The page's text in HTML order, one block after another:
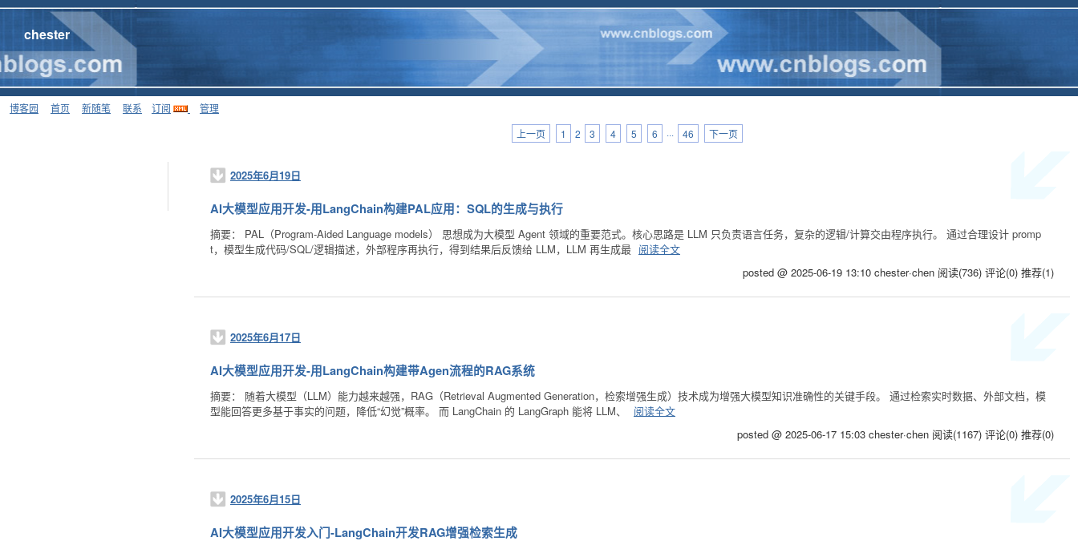
chester
博客园 首页 新随笔 联系 订阅
管理
上一页
1 2 3 4 5 6 ··· 46 下一页
2025年6月19日
AI大模型应用开发-用LangChain构建PAL应用：SQL的生成与执行
摘要： PAL（Program-Aided Language models） 思想成为大模型 Agent 领域的重要范式。核心思路是 LLM 只负责语言任务，复杂的逻辑/计算交由程序执行。 通过合理设计 promp
t，模型生成代码/SQL/逻辑描述，外部程序再执行，得到结果后反馈给 LLM，LLM 再生成最 阅读全文
posted @ 2025-06-19 13:10 chester·chen 阅读(736) 评论(0) 推荐(1)
2025年6月17日
AI大模型应用开发-用LangChain构建带Agen流程的RAG系统
摘要： 随着大模型（LLM）能力越来越强，RAG（Retrieval Augmented Generation，检索增强生成）技术成为增强大模型知识准确性的关键手段。 通过检索实时数据、外部文档，模
型能回答更多基于事实的问题，降低“幻觉”概率。 而 LangChain 的 LangGraph 能将 LLM、
阅读全文
posted @ 2025-06-17 15:03 chester·chen 阅读(1167) 评论(0) 推荐(0)
2025年6月15日
AI大模型应用开发入门-LangChain开发RAG增强检索生成